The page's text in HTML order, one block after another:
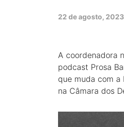
22 de agosto, 2023
A coordenadora
podcast Prosa
que muda com a
na Câmara dos